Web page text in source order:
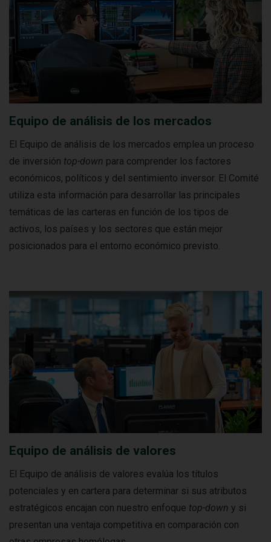
Equipo de análisis de los mercados
El Equipo de análisis de los mercados emplea un proceso
de inversión top-down para comprender los factores
económicos, políticos y del sentimiento inversor. El Comité
utiliza esta información para desarrollar las principales
temáticas de las carteras en función de los tipos de
activos, los países y los sectores que están mejor
posicionados para el entorno económico previsto.
Equipo de análisis de valores
El Equipo de análisis de valores evalúa los títulos
potenciales y en cartera para determinar si sus atributos
estratégicos encajan con nuestro enfoque top-down y si
presentan una ventaja competitiva en comparación con